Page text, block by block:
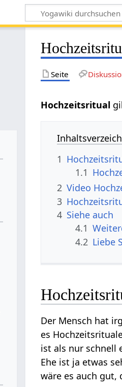
Seite
Hochzeitsritual
1
1.1
2 Video
3
4 Siehe auch
4.1
4.2 Liebe
Der Mensch hat
es
ist als nur schnell
Ehe ist ja etwas
wäre es auch gut,